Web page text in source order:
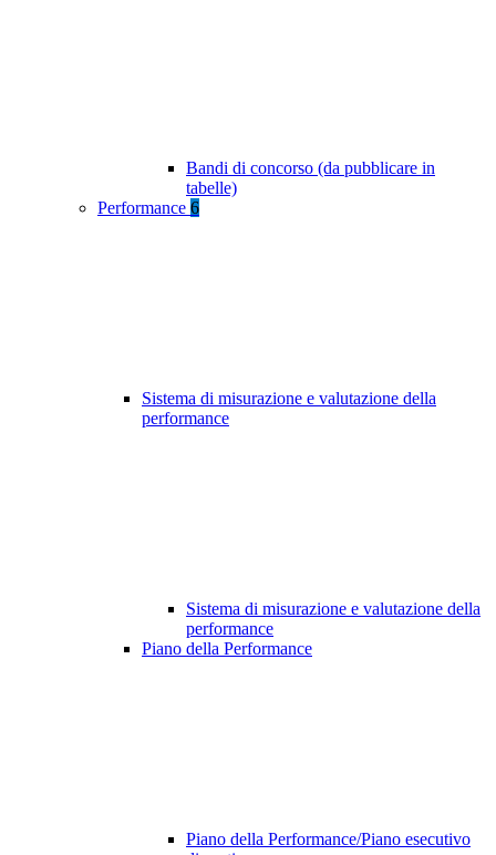
Bandi di concorso (da pubblicare in
tabelle)
Performance 6
Sistema di misurazione e valutazione della
performance
Sistema di misurazione e valutazione della
performance
Piano della Performance
Piano della Performance/Piano esecutivo